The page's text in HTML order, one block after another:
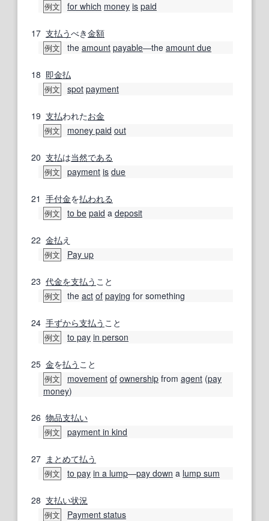
例文 for which money is paid
17 支払うべき金額
例文 the amount payable―the amount due
18 即金払
例文 spot payment
19 支払われたお金
例文 money paid out
20 支払は当然である
例文 payment is due
21 手付金を払われる
例文 to be paid a deposit
22 金払え
例文 Pay up
23 代金を支払う こと
例文 the act of paying for something
24 手ずから支払う こと
例文 to pay in person
25 金を払う こと
例文 movement of ownership from agent (pay
money)
26 物品支払い
例文 payment in kind
27 まとめて払う
例文 to pay in a lump―pay down a lump sum
28 支払い状況
例文 Payment status